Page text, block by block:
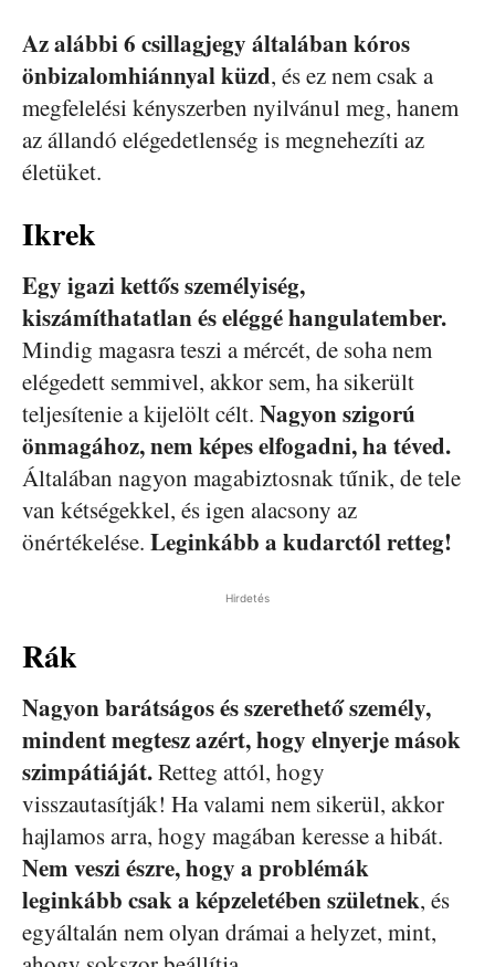
Az alábbi 6 csillagjegy általában kóros
önbizalomhiánnyal küzd, és ez nem csak a
megfelelési kényszerben nyilvánul meg, hanem
az állandó elégedetlenség is megnehezíti az
életüket.
Ikrek
Egy igazi kettős személyiség,
kiszámíthatatlan és eléggé hangulatember.
Mindig magasra teszi a mércét, de soha nem
elégedett semmivel, akkor sem, ha sikerült
teljesítenie a kijelölt célt. Nagyon szigorú
önmagához, nem képes elfogadni, ha téved.
Általában nagyon magabiztosnak tűnik, de tele
van kétségekkel, és igen alacsony az
önértékelése. Leginkább a kudarctól retteg!
Hirdetés
Rák
Nagyon barátságos és szerethető személy,
mindent megtesz azért, hogy elnyerje mások
szimpátiáját.Retteg attól, hogy
visszautasítják! Ha valami nem sikerül, akkor
hajlamos arra, hogy magában keresse a hibát.
Nem veszi észre, hogy a problémák
leginkább csak a képzeletében születnek, és
egyáltalán nem olyan drámai a helyzet, mint,